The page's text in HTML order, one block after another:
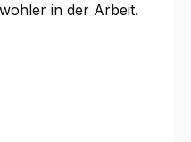
in der Arbeit.